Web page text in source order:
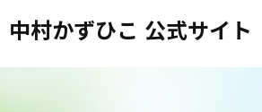
中村かずひこ 公式サイト